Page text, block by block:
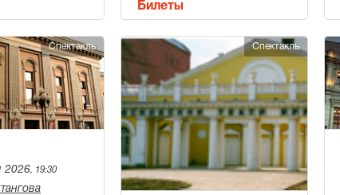
Билеты
Спектакль
2026, 19:30
Спектакль